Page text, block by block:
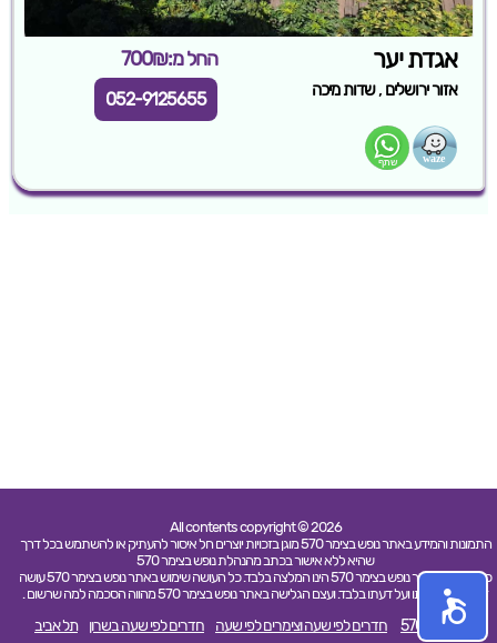
אגדת יער החל מ:700₪
אזור ירושלים ,שדות מיכה 052-9125655
All contents copyright © 2026
התמונות והמידע באתר נופש בצימר 570 מוגן בזכויות יוצרים חל איסור להעתיק או להשתמש בכל דרך
שהיא ללא אישור בכתב מהנהלת נופש בצימר 570
כל האמור באתר נופש בצימר 570 הינו המלצה בלבד. כל העושה שימוש באתר נופש בצימר 570 עושה
זאת על אחריותו ועל דעתו בלבד. ועצם הגלישה באתר נופש בצימר 570 מהווה הסכמה למה שרשום .
נופש בצימר 570 חדרים לפי שעה וצימרים לפי שעה חדרים לפי שעה בשרון תל אביב